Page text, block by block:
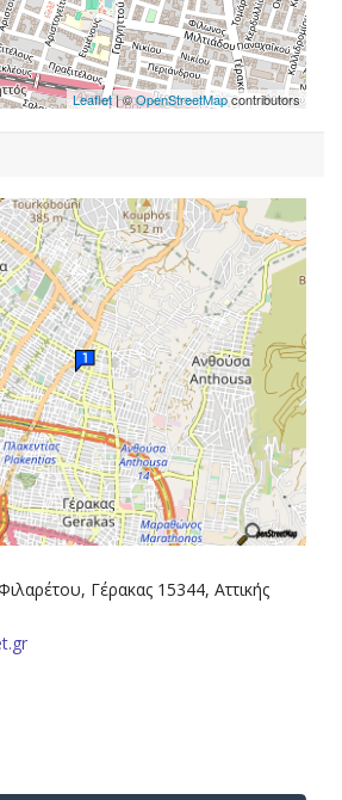
Leaflet| ©OpenStreetMapcontributors
Γέρακας 15344, Αττικής